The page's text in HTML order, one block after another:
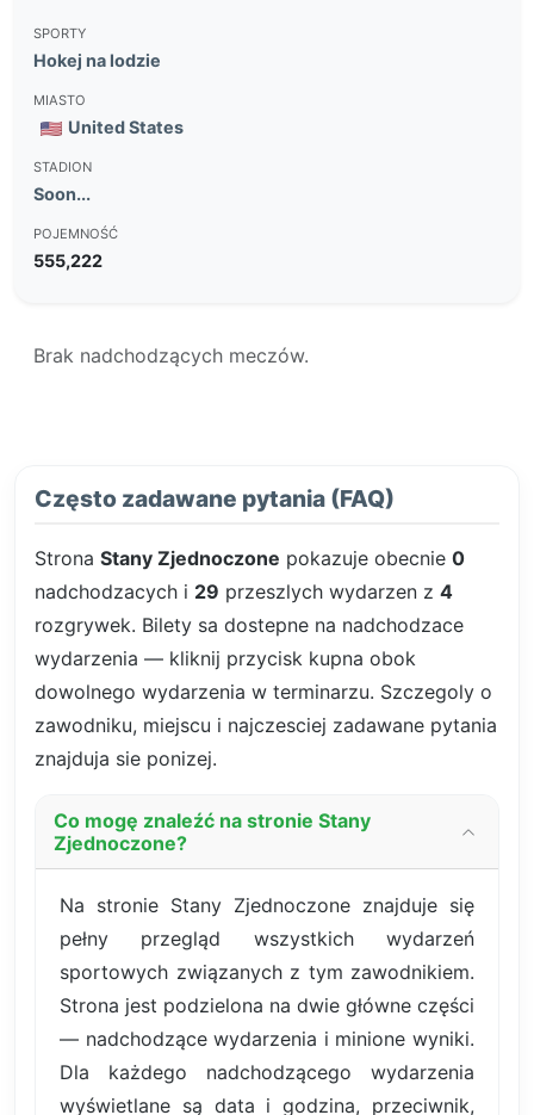
SPORTY
Hokej na lodzie
MIASTO
United States
STADION
Soon...
POJEMNOŚĆ
555,222
Brak nadchodzących meczów.
Często zadawane pytania (FAQ)
Strona Stany Zjednoczone pokazuje obecnie 0
nadchodzacych i 29 przeszlych wydarzen z 4
rozgrywek. Bilety sa dostepne na nadchodzace
wydarzenia — kliknij przycisk kupna obok
dowolnego wydarzenia w terminarzu. Szczegoly o
zawodniku, miejscu i najczesciej zadawane pytania
znajduja sie ponizej.
Co mogę znaleźć na stronie Stany
Zjednoczone?
Na stronie Stany Zjednoczone znajduje się
pełny przegląd wszystkich wydarzeń
sportowych związanych z tym zawodnikiem.
Strona jest podzielona na dwie główne części
— nadchodzące wydarzenia i minione wyniki.
Dla każdego nadchodzącego wydarzenia
wyświetlane są data i godzina, przeciwnik,